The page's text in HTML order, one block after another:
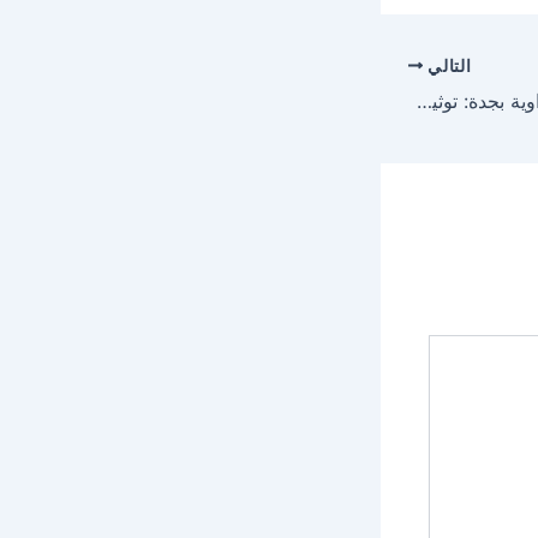
التالي
مأذون شرعي حي الهنداوية بجدة: توثيق عقود الأنكحة (0530300080)